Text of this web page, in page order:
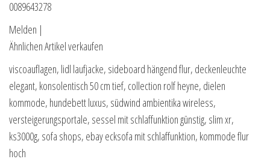
0089643278
Melden |
Ähnlichen Artikel verkaufen
viscoauflagen, lidl laufjacke, sideboard hängend flur, deckenleuchte
elegant, konsolentisch 50 cm tief, collection rolf heyne, dielen
kommode, hundebett luxus, südwind ambientika wireless,
versteigerungsportale, sessel mit schlaffunktion günstig, slim xr,
ks3000g, sofa shops, ebay ecksofa mit schlaffunktion, kommode flur
hoch